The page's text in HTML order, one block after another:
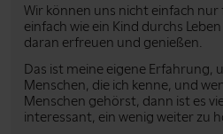
Wir können uns nicht einfach
einfach wie ein Kind durchs
daran erfreuen und genießen.
Das ist meine eigene Erfahrung,
Menschen, die ich kenne, und
Menschen gehörst, dann ist es
interessant, ein wenig weiter zu